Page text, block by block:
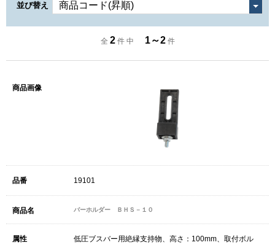
並び替え
全 2 件 中 1～2 件
19101
バーホルダー ＢＨＳ－１０
低圧ブスバー用絶縁支持物、高さ：100mm、取付ボル